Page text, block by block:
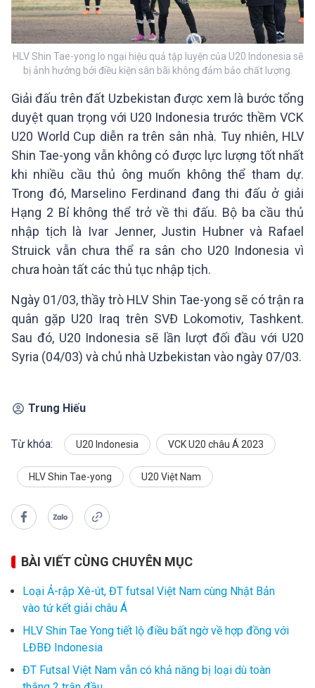
HLV Shin Tae-yong lo ngại hiệu quả tập luyện của U20 Indonesia sẽ
bị ảnh hưởng bởi điều kiện sân bãi không đảm bảo chất lượng.
Giải đấu trên đất Uzbekistan được xem là bước tổng
duyệt quan trọng với U20 Indonesia trước thềm VCK
U20 World Cup diễn ra trên sân nhà. Tuy nhiên, HLV
Shin Tae-yong vẫn không có được lực lượng tốt nhất
khi nhiều cầu thủ ông muốn không thể tham dự.
Trong đó, Marselino Ferdinand đang thi đấu ở giải
Hạng 2 Bỉ không thể trở về thi đấu. Bộ ba cầu thủ
nhập tịch là Ivar Jenner, Justin Hubner và Rafael
Struick vẫn chưa thể ra sân cho U20 Indonesia vì
chưa hoàn tất các thủ tục nhập tịch.
Ngày 01/03, thầy trò HLV Shin Tae-yong sẽ có trận ra
quân gặp U20 Iraq trên SVĐ Lokomotiv, Tashkent.
Sau đó, U20 Indonesia sẽ lần lượt đối đầu với U20
Syria (04/03) và chủ nhà Uzbekistan vào ngày 07/03.
Trung Hiếu
Từ khóa: U20 Indonesia VCK U20 châu Á 2023
HLV Shin Tae-yong U20 Việt Nam
BÀI VIẾT CÙNG CHUYÊN MỤC
Loại Ả-rập Xê-út, ĐT futsal Việt Nam cùng Nhật Bản
vào tứ kết giải châu Á
HLV Shin Tae Yong tiết lộ điều bất ngờ về hợp đồng với
LĐBĐ Indonesia
ĐT Futsal Việt Nam vẫn có khả năng bị loại dù toàn